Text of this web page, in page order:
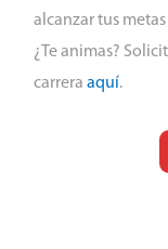
alcanzar tus
¿Te animas?
carreraaquí.